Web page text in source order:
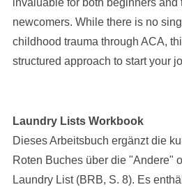
invaluable for both beginners and
newcomers. While there is no
childhood trauma through ACA,
structured approach to start your
Laundry Lists Workbook
Dieses Arbeitsbuch ergänzt die
Roten Buches über die "Andere"
Laundry List (BRB, S. 8). Es